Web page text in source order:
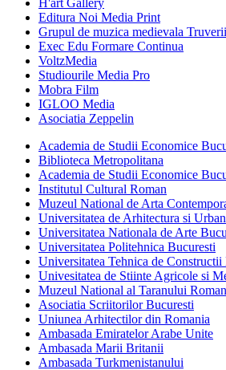
H'art Gallery
Editura Noi Media Print
Grupul de muzica medievala Truverii
Exec Edu Formare Continua
VoltzMedia
Studiourile Media Pro
Mobra Film
IGLOO Media
Asociatia Zeppelin
Academia de Studii Economice
Biblioteca Metropolitana
Academia de Studii Economice
Institutul Cultural Roman
Muzeul National de Arta
Universitatea de Arhitectura si
Universitatea Nationala de Arte
Universitatea Politehnica Bucuresti
Universitatea Tehnica de Constructii
Univesitatea de Stiinte Agricole si
Muzeul National al Taranului Roman
Asociatia Scriitorilor Bucuresti
Uniunea Arhitectilor din Romania
Ambasada Emiratelor Arabe Unite
Ambasada Marii Britanii
Ambasada Turkmenistanului